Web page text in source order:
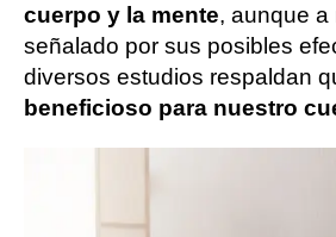
cuerpo y la mente, aunque a
señalado por sus posibles
diversos estudios respaldan
beneficioso para nuestro